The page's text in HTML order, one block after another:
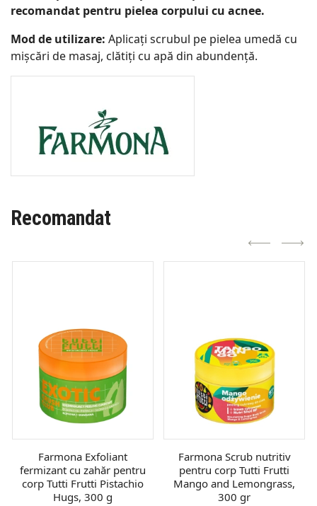
recomandat pentru pielea corpului cu acnee.
Mod de utilizare: Aplicați scrubul pe pielea umedă cu
mișcări de masaj, clătiți cu apă din abundență.
Recomandat
Farmona Exfoliant
fermizant cu zahăr pentru
corp Tutti Frutti Pistachio
Hugs, 300 g
Farmona Scrub nutritiv
pentru corp Tutti Frutti
Mango and Lemongrass,
300 gr